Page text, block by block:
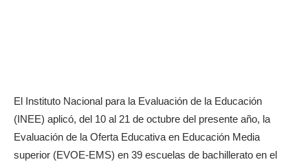
El Instituto Nacional para la Evaluación de la Educación
(INEE) aplicó, del 10 al 21 de octubre del presente año, la
Evaluación de la Oferta Educativa en Educación Media
superior (EVOE-EMS) en 39 escuelas de bachillerato en el